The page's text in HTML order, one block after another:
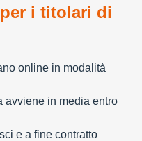
i titolari di
online in modalità
avviene in media entro
e a fine contratto